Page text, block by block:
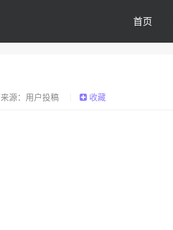
首页
来源：用户投稿 收藏